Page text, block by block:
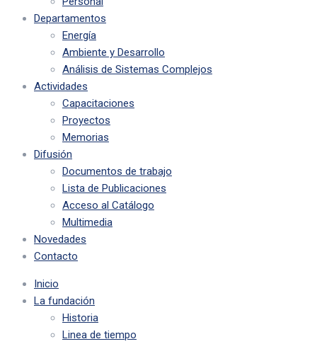
Departamentos
Energía
Ambiente y Desarrollo
Análisis de Sistemas Complejos
Actividades
Capacitaciones
Proyectos
Memorias
Difusión
Documentos de trabajo
Lista de Publicaciones
Acceso al Catálogo
Multimedia
Novedades
Contacto
Inicio
La fundación
Historia
Linea de tiempo